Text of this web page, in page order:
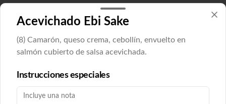
Futomaki Cucu Maki
cortes. ( Imagen referencial)
$5.500
Acevichado Ebi Sake
(8) Camarón, queso crema, cebollín, envuelto en
salmón cubierto de salsa acevichada.
Instrucciones especiales